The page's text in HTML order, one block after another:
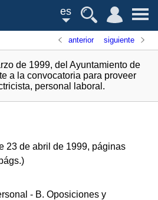
es
anterior siguiente
de 1999, del Ayuntamiento de
a la convocatoria para proveer
personal laboral.
23 de abril de 1999, páginas
)
- B. Oposiciones y